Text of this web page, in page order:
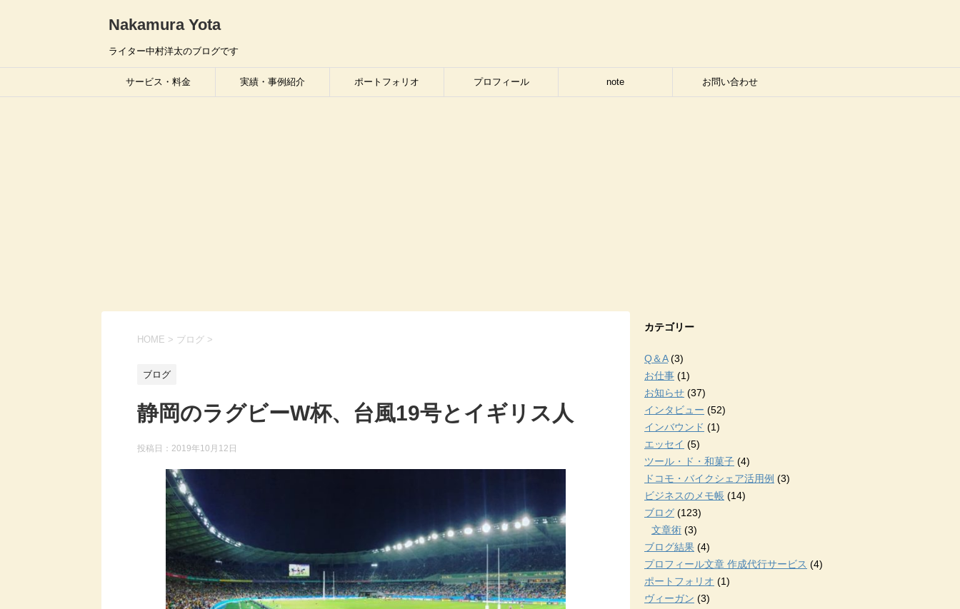
Nakamura Yota
ライター中村洋太のブログです
サービス・料金 実績・事例紹介 ポートフォリオ プロフィール note お問い合わせ
HOME > ブログ >
ブログ
静岡のラグビーW杯、台風19号とイギリス人
投稿日： 2019年10月12日
カテゴリー
Q＆A(3)
お仕事 (1)
お知らせ (37)
インタビュー (52)
インバウンド (1)
エッセイ (5)
ツール・ド・和菓子 (4)
ドコモ・バイクシェア活用例 (3)
ビジネスのメモ帳 (14)
ブログ (123)
文章術 (3)
ブログ結果 (4)
プロフィール文章 作成代行サービス (4)
ポートフォリオ (1)
ヴィーガン (3)